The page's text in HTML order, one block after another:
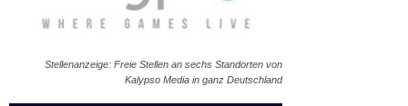
Stellenanzeige: Freie Stellen an sechs Standorten von
Kalypso Media in ganz Deutschland